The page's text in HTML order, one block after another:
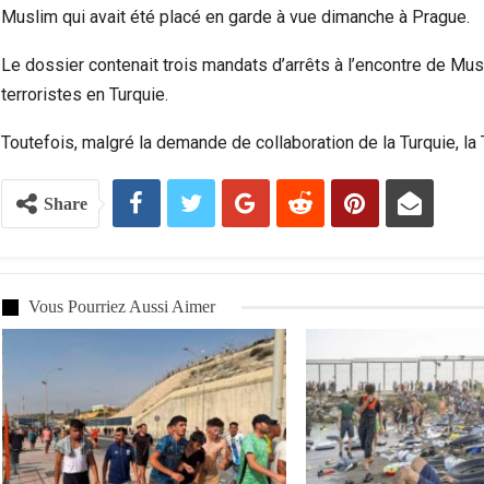
Muslim qui avait été placé en garde à vue dimanche à Prague.
Le dossier contenait trois mandats d’arrêts à l’encontre de
terroristes en Turquie.
Toutefois, malgré la demande de collaboration de la Turquie,
Share
Vous Pourriez Aussi Aimer
Anodin Révèle Les Fractures…